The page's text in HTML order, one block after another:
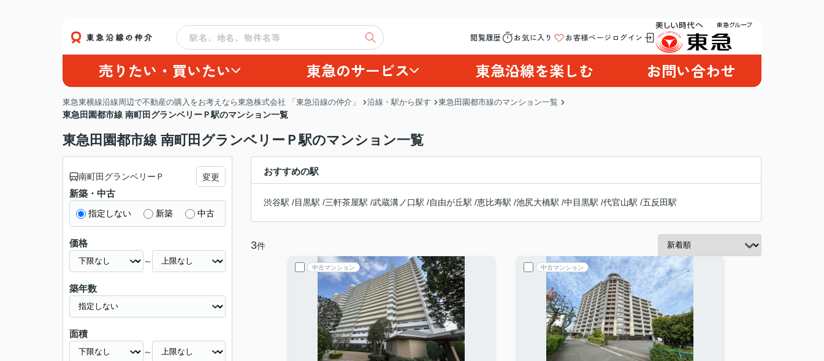
閲覧履歴 お気に入り お客様ページログイン
売りたい・買いたい 東急のサービス 東急沿線を楽しむ お問い合わせ
東急東横線沿線周辺で不動産の購入をお考えなら東急株式会社 「東急沿線の仲介」 沿線・駅から探す 東急田園都市線のマンション一覧
東急田園都市線 南町田グランベリーＰ駅のマンション一覧
東急田園都市線 南町田グランベリーＰ駅のマンション一覧
おすすめの駅
渋谷駅 /目黒駅 /三軒茶屋駅 /武蔵溝ノ口駅 /自由が丘駅 /恵比寿駅 /池尻大橋駅 /中目黒駅 /代官山駅 /五反田駅
3件
中古マンション 中古マンション
南町田グランベリーＰ 変更
新築・中古
指定しない 新築 中古
価格
～
築年数
面積
～